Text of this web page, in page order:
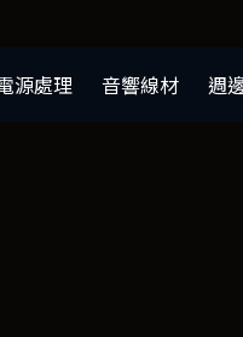
源處理 音響線材 週